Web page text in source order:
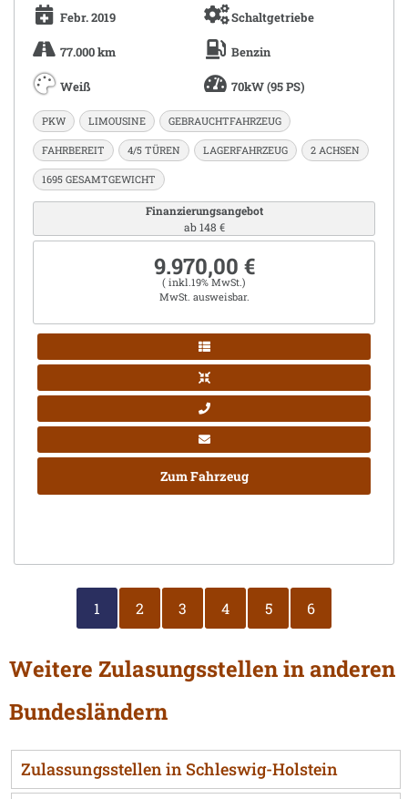
Febr. 2019 Schaltgetriebe
77.000 km Benzin
Weiß 70kW (95 PS)
PKW LIMOUSINE GEBRAUCHTFAHRZEUG
FAHRBEREIT 4/5 TÜREN LAGERFAHRZEUG 2 ACHSEN
1695 GESAMTGEWICHT
Finanzierungsangebot
ab 148 €
9.970,00 €
( inkl.19% MwSt.)
MwSt. ausweisbar.
Zum Fahrzeug
1 2 3 4 5 6
Weitere Zulasungsstellen in anderen
Bundesländern
Zulassungsstellen in Schleswig-Holstein